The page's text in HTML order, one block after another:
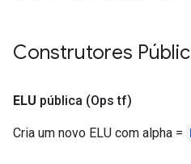
Construtores
ELU pública (Ops tf)
Cria um novo ELU com alpha =